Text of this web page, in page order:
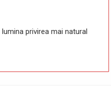
privirea mai natural